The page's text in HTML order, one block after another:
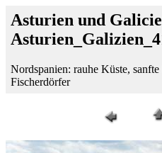
Asturien und
Nordspanien: rauhe Küste,
Fischerdörfer